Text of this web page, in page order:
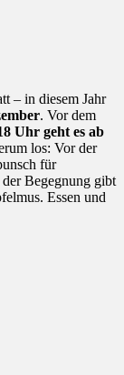
– in diesem Jahr
. Vor dem
Uhr geht es ab
los: Vor der
für
Begegnung gibt
Essen und